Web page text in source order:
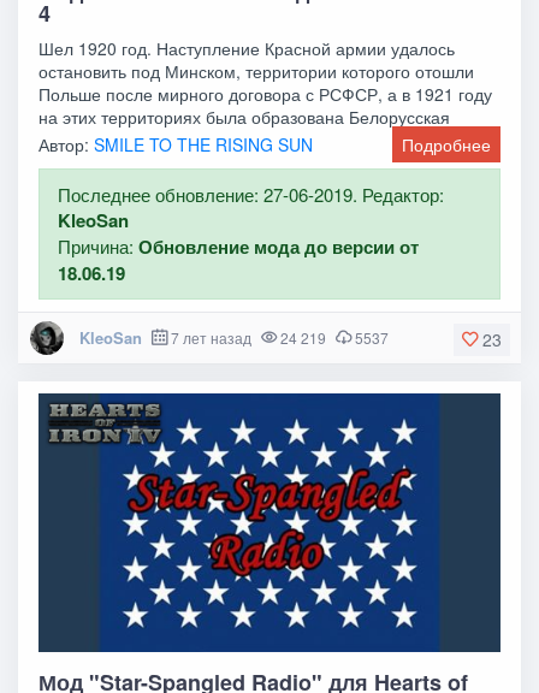
4
Шел 1920 год. Наступление Красной армии удалось
остановить под Минском, территории которого отошли
Польше после мирного договора с РСФСР, а в 1921 году
на этих территориях была образована Белорусская
Автор:SMILE TO THE RISING SUN Подробнее
Последнее обновление: 27-06-2019. Редактор:
KleoSan
Причина:Обновление мода до версии от
18.06.19
23
KleoSan 7 лет назад 24 219 5537
Мод "Star-Spangled Radio" для Hearts of